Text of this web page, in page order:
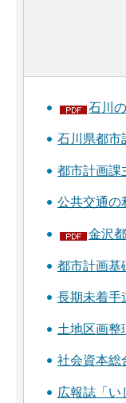
石川
石川県都市
都市計画課
公共交通の
金沢
都市計画基
長期未着手
土地区画整
社会資本総
広報誌「